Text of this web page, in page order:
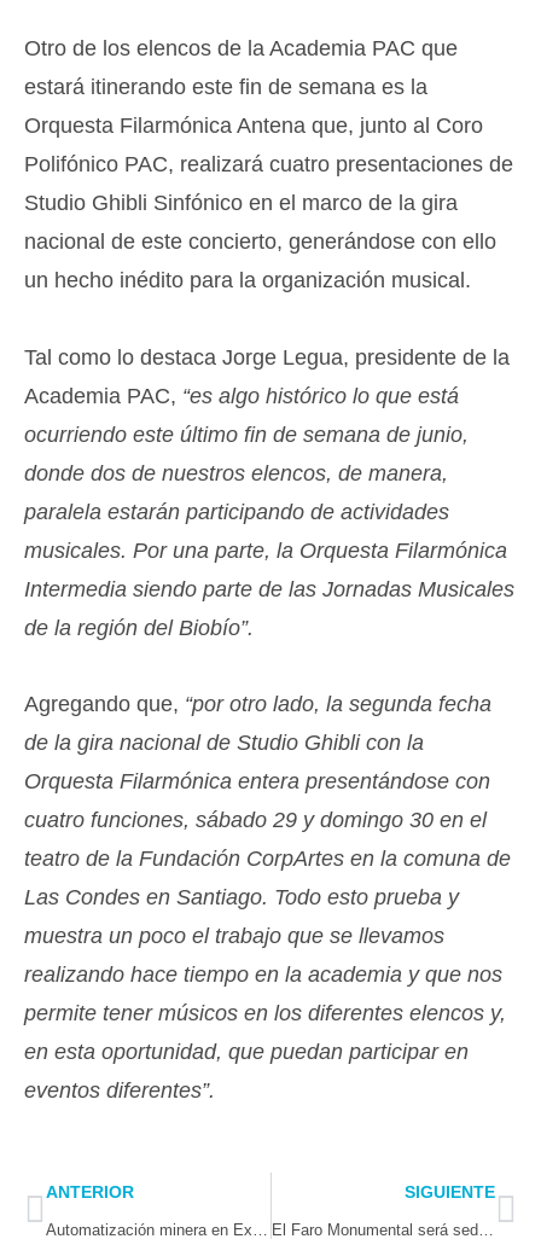
Otro de los elencos de la Academia PAC que
estará itinerando este fin de semana es la
Orquesta Filarmónica Antena que, junto al Coro
Polifónico PAC, realizará cuatro presentaciones de
Studio Ghibli Sinfónico en el marco de la gira
nacional de este concierto, generándose con ello
un hecho inédito para la organización musical.
Tal como lo destaca Jorge Legua, presidente de la
Academia PAC, “es algo histórico lo que está
ocurriendo este último fin de semana de junio,
donde dos de nuestros elencos, de manera,
paralela estarán participando de actividades
musicales. Por una parte, la Orquesta Filarmónica
Intermedia siendo parte de las Jornadas Musicales
de la región del Biobío”.
Agregando que, “por otro lado, la segunda fecha
de la gira nacional de Studio Ghibli con la
Orquesta Filarmónica entera presentándose con
cuatro funciones, sábado 29 y domingo 30 en el
teatro de la Fundación CorpArtes en la comuna de
Las Condes en Santiago. Todo esto prueba y
muestra un poco el trabajo que se llevamos
realizando hace tiempo en la academia y que nos
permite tener músicos en los diferentes elencos y,
en esta oportunidad, que puedan participar en
eventos diferentes”.
Prev
ANTERIOR SIGUIENTE
El Faro Monumental será sede del evento para emprendedores más grande de la región